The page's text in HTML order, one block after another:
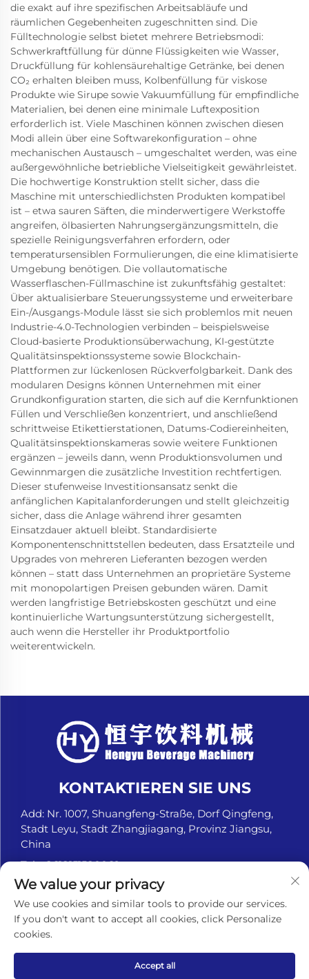
die exakt auf ihre spezifischen Arbeitsabläufe und
räumlichen Gegebenheiten zugeschnitten sind. Die
Fülltechnologie selbst bietet mehrere Betriebsmodi:
Schwerkraftfüllung für dünne Flüssigkeiten wie Wasser,
Druckfüllung für kohlensäurehaltige Getränke, bei denen
CO₂ erhalten bleiben muss, Kolbenfüllung für viskose
Produkte wie Sirupe sowie Vakuumfüllung für empfindliche
Materialien, bei denen eine minimale Luftexposition
erforderlich ist. Viele Maschinen können zwischen diesen
Modi allein über eine Softwarekonfiguration – ohne
mechanischen Austausch – umgeschaltet werden, was eine
außergewöhnliche betriebliche Vielseitigkeit gewährleistet.
Die hochwertige Konstruktion stellt sicher, dass die
Maschine mit unterschiedlichsten Produkten kompatibel
ist – etwa sauren Säften, die minderwertigere Werkstoffe
angreifen, ölbasierten Nahrungsergänzungsmitteln, die
spezielle Reinigungsverfahren erfordern, oder
temperatursensiblen Formulierungen, die eine klimatisierte
Umgebung benötigen. Die vollautomatische
Wasserflaschen-Füllmaschine ist zukunftsfähig gestaltet:
Über aktualisierbare Steuerungssysteme und erweiterbare
Ein-/Ausgangs-Module lässt sie sich problemlos mit neuen
Industrie-4.0-Technologien verbinden – beispielsweise
Cloud-basierte Produktionsüberwachung, KI-gestützte
Qualitätsinspektionssysteme sowie Blockchain-
Plattformen zur lückenlosen Rückverfolgbarkeit. Dank des
modularen Designs können Unternehmen mit einer
Grundkonfiguration starten, die sich auf die Kernfunktionen
Füllen und Verschließen konzentriert, und anschließend
schrittweise Etikettierstationen, Datums-Codiereinheiten,
Qualitätsinspektionskameras sowie weitere Funktionen
ergänzen – jeweils dann, wenn Produktionsvolumen und
Gewinnmargen die zusätzliche Investition rechtfertigen.
Dieser stufenweise Investitionsansatz senkt die
anfänglichen Kapitalanforderungen und stellt gleichzeitig
sicher, dass die Anlage während ihrer gesamten
Einsatzdauer aktuell bleibt. Standardisierte
Komponentenschnittstellen bedeuten, dass Ersatzteile und
Upgrades von mehreren Lieferanten bezogen werden
können – statt dass Unternehmen an proprietäre Systeme
mit monopolartigen Preisen gebunden wären. Damit
werden langfristige Betriebskosten geschützt und eine
kontinuierliche Wartungsunterstützung sichergestellt,
auch wenn die Hersteller ihr Produktportfolio
weiterentwickeln.
KONTAKTIEREN SIE UNS
Add: Nr. 1007, Shuangfeng-Straße, Dorf Qingfeng,
Stadt Leyu, Stadt Zhangjiagang, Provinz Jiangsu,
China
Tel.:+8618151580069
E-Mail: [email protected]
Urheberrechte © Zhangjiagang Hengyu Beverage
Machinery Co., Ltd. Alle Rechte vorbehalten. -
Datenschutzrichtlinie
We value your privacy
We use cookies and similar tools to provide our services.
If you don't want to accept all cookies, click Personalize
cookies.
Accept all